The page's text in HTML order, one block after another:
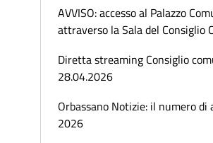
AVVISO: accesso al Palazzo
attraverso la Sala del Consiglio
Diretta streaming Consiglio
28.04.2026
Orbassano Notizie: il numero di
2026